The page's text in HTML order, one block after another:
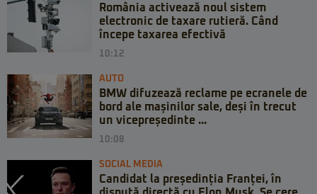
România activează noul sistem
electronic de taxare rutieră. Când
începe taxarea efectivă
10:12
AUTO
BMW difuzează reclame pe ecranele de
bord ale mașinilor sale, deși în trecut
un vicepreședinte ...
10:08
SOCIAL MEDIA
Candidat la președinția Franței, în